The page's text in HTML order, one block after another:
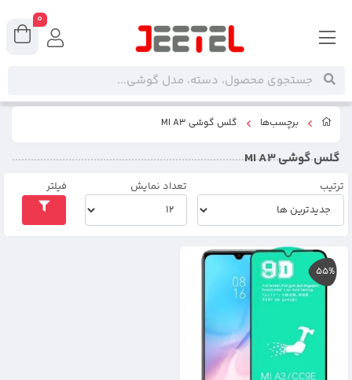
برچسب‌ها گلس گوشی MI A3
گلس گوشی MI A3
ترتیب تعداد نمایش فیلتر
55%
0